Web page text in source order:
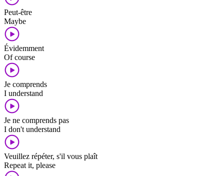
Peut-être
Maybe
Évidemment
Of course
Je comprends
I understand
Je ne comprends pas
I don't understand
Veuillez répéter, s'il vous plaît
Repeat it, please